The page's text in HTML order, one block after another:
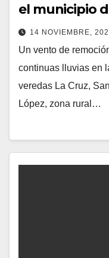
el municipio
14 NOVIEMBRE,
Un vento de
continuas lluvias en
veredas La Cruz,
López, zona rural…